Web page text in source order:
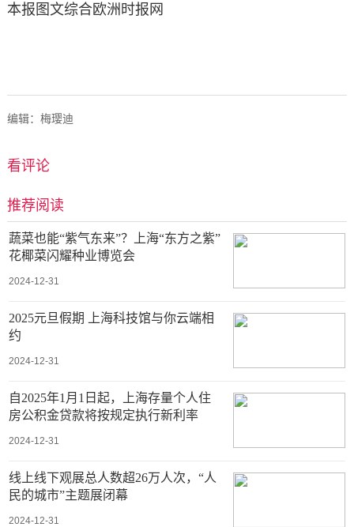
本报图文综合欧洲时报网
编辑：梅璎迪
看评论
推荐阅读
蔬菜也能“紫气东来”？上海“东方之紫”
花椰菜闪耀种业博览会
2024-12-31
2025元旦假期 上海科技馆与你云端相
约
2024-12-31
自2025年1月1日起，上海存量个人住
房公积金贷款将按规定执行新利率
2024-12-31
线上线下观展总人数超26万人次，“人
民的城市”主题展闭幕
2024-12-31